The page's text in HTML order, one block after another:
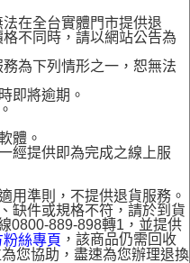
法在全台實體門市提供退
不同時，請以網站公告為
務為下列情形之一，恕無法
即將逾期。
體。
經提供即為完成之線上服
用準則，不提供退貨服務。
缺件或規格不符，請於到貨
0800-889-898轉1，並提供
粉絲專頁 ，該商品仍需回收
您協助，盡速為您辦理退換